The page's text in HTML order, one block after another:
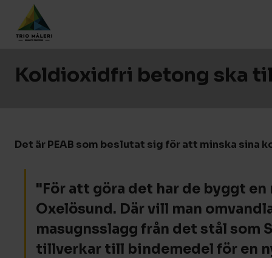
Koldioxidfri betong ska
Det är PEAB som beslutat sig för att minska sina
"För att göra det har de byggt en
Oxelösund. Där vill man
masugnsslagg från det stål som
tillverkar till bindemedel för en